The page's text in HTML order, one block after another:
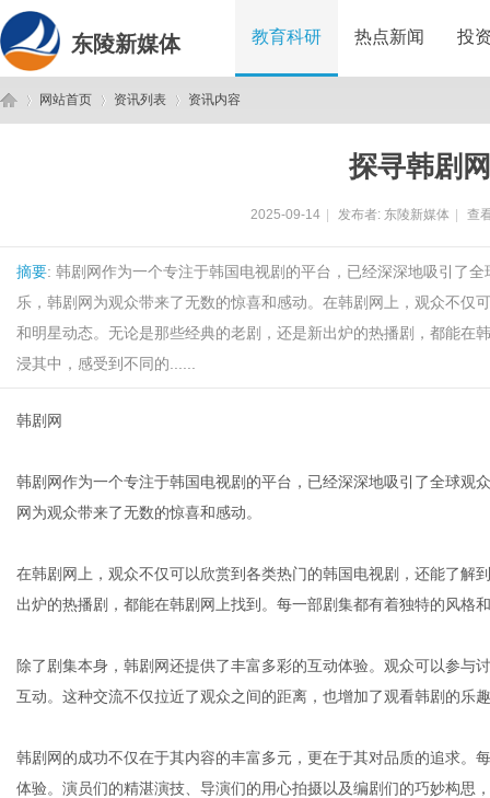
东陵新媒体 教育科研 热点新闻 投
网站首页 资讯列表 资讯内容
探寻韩剧
2025-09-14 发布者: 东陵新媒体 查
摘要: 韩剧网作为一个专注于韩国电视剧的平台，已经深深地吸引了
乐，韩剧网为观众带来了无数的惊喜和感动。在韩剧网上，观众不仅
和明星动态。无论是那些经典的老剧，还是新出炉的热播剧，都能在
浸其中，感受到不同的......
韩剧网
韩剧网作为一个专注于韩国电视剧的平台，已经深深地吸引了全球观
网为观众带来了无数的惊喜和感动。
在韩剧网上，观众不仅可以欣赏到各类热门的韩国电视剧，还能了解
出炉的热播剧，都能在韩剧网上找到。每一部剧集都有着独特的风格
除了剧集本身，韩剧网还提供了丰富多彩的互动体验。观众可以参与
互动。这种交流不仅拉近了观众之间的距离，也增加了观看韩剧的乐
韩剧网的成功不仅在于其内容的丰富多元，更在于其对品质的追求。
体验。演员们的精湛演技、导演们的用心拍摄以及编剧们的巧妙构思